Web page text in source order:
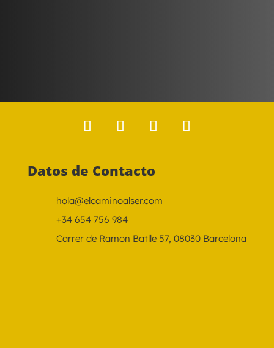
Datos de Contacto
hola@elcaminoalser.com
+34 654 756 984
Carrer de Ramon Batlle 57, 08030 Barcelona